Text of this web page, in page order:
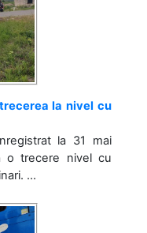
la nivel cu
la 31 mai
o trecere nivel cu
...